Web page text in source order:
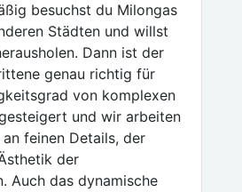
besuchst du Milongas
Städten und willst
Dann ist der
genau richtig für
von komplexen
und wir arbeiten
feinen Details, der
der
Auch das dynamische